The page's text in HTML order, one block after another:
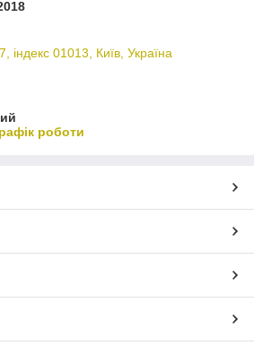
індекс 01013, Київ, Україна
роботи